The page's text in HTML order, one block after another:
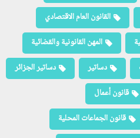
القانون العام الاقتصادي
المهن القانونية والقضائية
دساتير
دساتير الجزائر
قانون أعمال
قانون الجماعات المحلية